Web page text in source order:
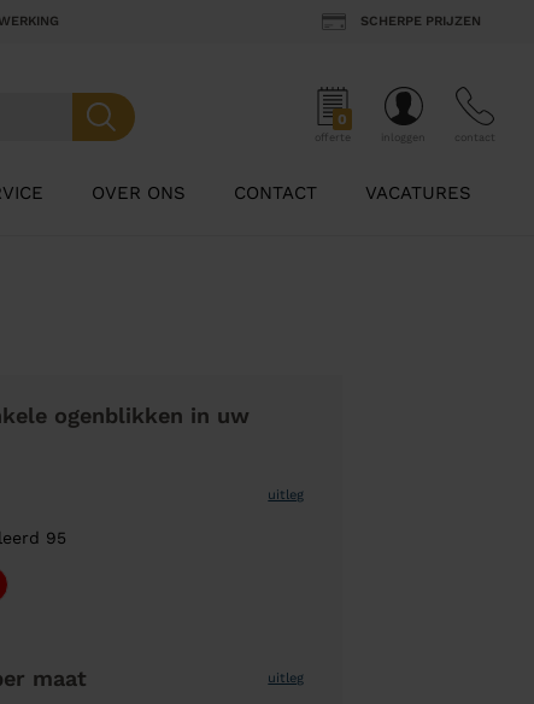
SCHERPE PRIJZEN
0
offerte inloggen contact
OVER ONS CONTACT VACATURES
ogenblikken in uw
uitleg
95
maat uitleg